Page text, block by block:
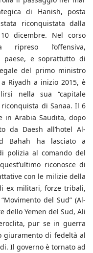
di Hanish, posta
riconquistata dalla
dicembre. Nel corso
ripreso l’offensiva,
paese, e soprattutto di
del primo ministro
Riyadh a inizio 2015, è
nella sua “capitale
riconquista di Sanaa. Il 6
in Arabia Saudita, dopo
da Daesh all’hotel Al-
Bahah ha lasciato a
polizia al comando del
riconosce di
con le milizie della
ex militari, forze tribali,
del Sud” (Al-
dello Yemen del Sud, Ali
pur se in guerra
giuramento di fedeltà al
Il governo è tornato ad